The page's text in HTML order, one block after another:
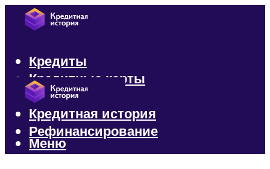
Кредиты
Кредитные карты
Микрозаймы
Кредитная история
Рефинансирование
Меню